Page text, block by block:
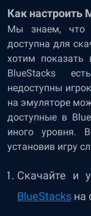
Как настроить
Мы знаем, что
доступна для
хотим
BlueStacks
недоступны
на эмуляторе
доступные в
иного уровня.
установив игру
Скачайте и
BlueStacks на